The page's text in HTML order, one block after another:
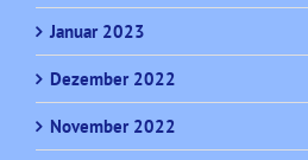
Januar 2023
Dezember 2022
November 2022